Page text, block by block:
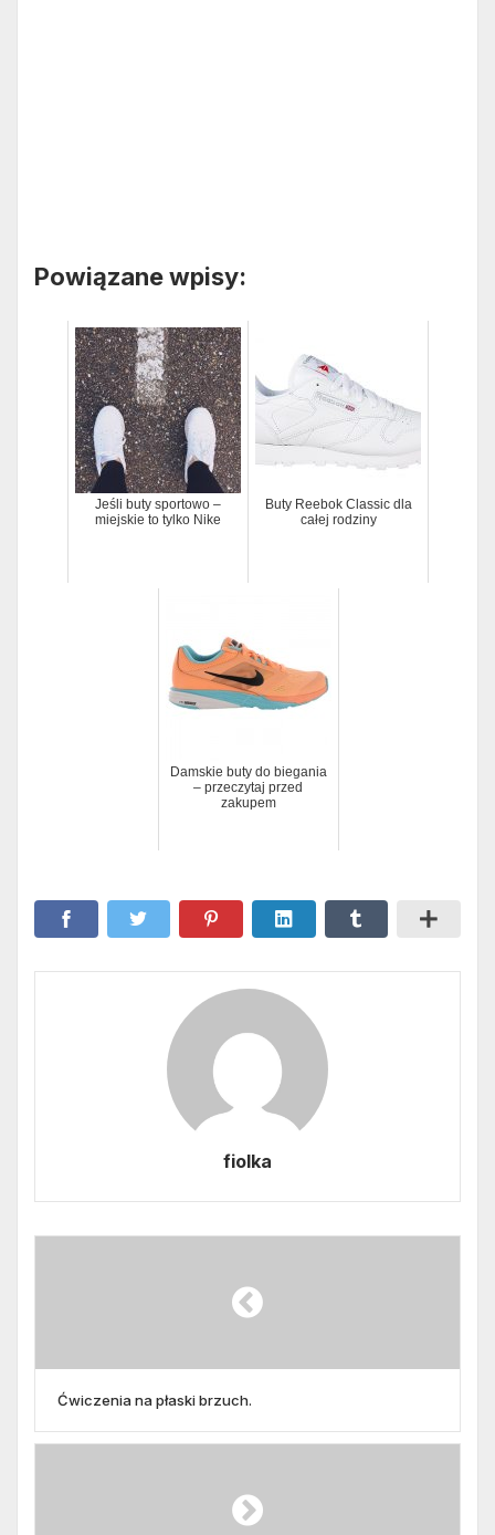
Powiązane wpisy:
Jeśli buty sportowo –
miejskie to tylko Nike
Buty Reebok Classic dla
całej rodziny
Damskie buty do biegania
– przeczytaj przed
zakupem
fiolka
Ćwiczenia na płaski brzuch.